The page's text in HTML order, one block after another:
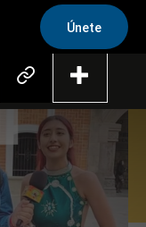
Únete